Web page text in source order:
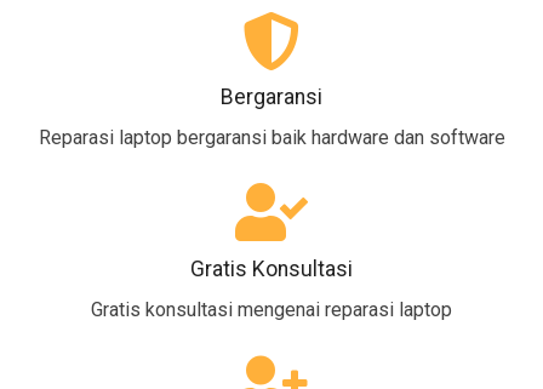
Bergaransi
Reparasi laptop bergaransi baik hardware dan software
Gratis Konsultasi
Gratis konsultasi mengenai reparasi laptop